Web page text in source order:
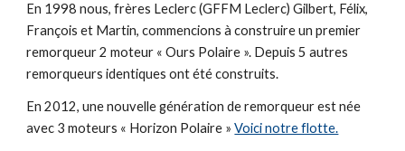
En 1998 nous, frères Leclerc (GFFM Leclerc) Gilbert, Félix,
François et Martin, commencions à construire un premier
remorqueur 2 moteur « Ours Polaire ». Depuis 5 autres
remorqueurs identiques ont été construits.
En 2012, une nouvelle génération de remorqueur est née
avec 3 moteurs « Horizon Polaire »Voici notre flotte.